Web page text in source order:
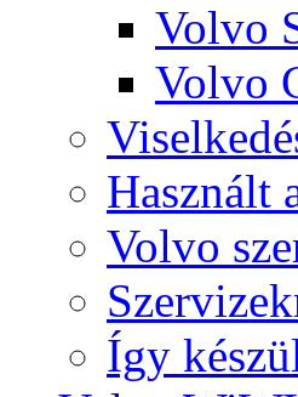
Volvo
Volvo
Használt
Volvo
Így